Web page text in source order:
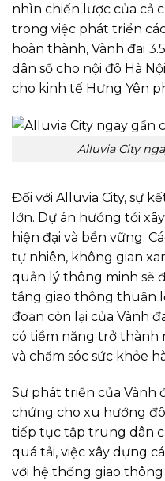
nhìn chiến lược của cả
trong việc phát triển
hoàn thành, Vành đai
dân số cho nội đô Hà
cho kinh tế Hưng Yên
Alluvia City
Đối với Alluvia City, sự
lớn. Dự án hướng tới
hiện đại và bền vững.
tự nhiên, không gian
quản lý thông minh sẽ
tầng giao thông thuận
đoạn còn lại của Vành
có tiềm năng trở
và chăm sóc sức khỏe
Sự phát triển của Vành
chứng cho xu hướng
tiếp tục tập trung dân
quá tải, việc xây dựng
với hệ thống giao